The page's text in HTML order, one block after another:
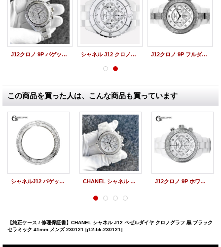
J12クロノ 9P バゲットダイヤベゼル フルダイヤ CHANEL H2009 シャネル J12 クロノグラフ 9Pダイヤ H2009 41mm メンズ 白 新品 J12クロノ 9P フルダイヤ 白 CHANEL H2009
この商品を買った人は、こんな商品も買っています
シャネルJ12 バゲットダイヤベゼル クロノグラフ 41mm用 CHANEL シャネル J12 クロノグラフ ベゼルダイヤ 白 ホワイトセラミック 41mm メンズ | 260220 J12クロノ 9P ホワイトセラミック ベゼルダイヤ CHANEL H2009
【純正ケース / 修理保証書】CHANEL シャネル J12 ベゼルダイヤ クロノグラフ 黒 ブラック
セラミック 41mm メンズ 230121 [j12-bk-230121]